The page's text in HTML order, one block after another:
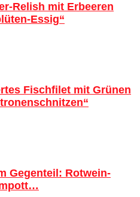
Relish mit Erbeeren
Essig“
Fischfilet mit Grünen
Gegenteil: Rotwein-